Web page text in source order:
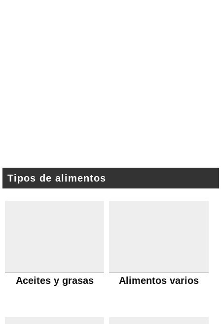
Tipos de alimentos
Aceites y grasas Alimentos varios